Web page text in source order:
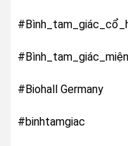
#Biohall Germany
#binhtamgiac